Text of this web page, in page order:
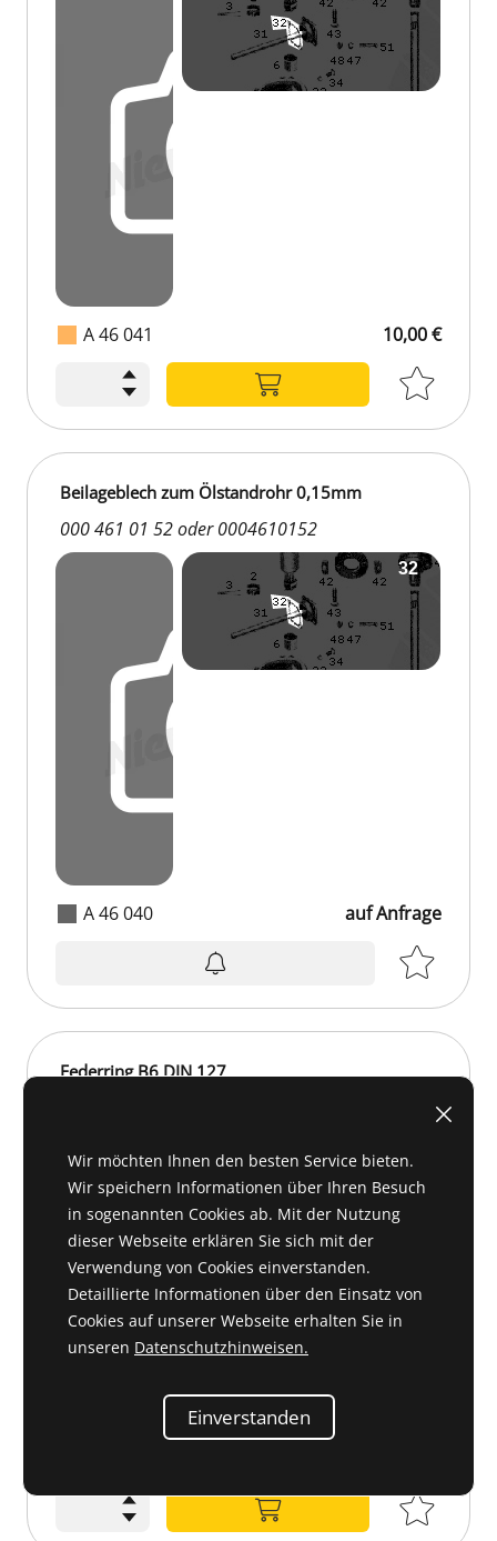
A 46 041 10,00 €
A 46 040
Beilageblech zum Ölstandrohr 0,15mm
000 461 01 52 oder 0004610152
auf Anfrage
Federring B6 DIN 127
Wir möchten Ihnen den besten Service bieten.
Wir speichern Informationen über Ihren Besuch
in sogenannten Cookies ab. Mit der Nutzung
dieser Webseite erklären Sie sich mit der
Verwendung von Cookies einverstanden.
Detaillierte Informationen über den Einsatz von
Cookies auf unserer Webseite erhalten Sie in
unseren Datenschutzhinweisen.
Einverstanden